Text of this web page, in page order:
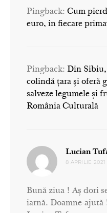
Pingback: Cum
euro, in fiecare
Pingback: Din
colindă țara și oferă
salveze legumele și
România Culturală
Lucian
8 APRILIE 2021
Bună ziua ! Aș dori
iarnă. Doamne-ajută